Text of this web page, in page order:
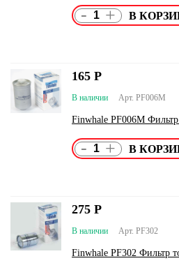
- +
Арт. PF006M
В наличии
Finwhale PF006M
165 Р
- +
Арт. PF302
В наличии
Finwhale PF302 Фильтр
275 Р